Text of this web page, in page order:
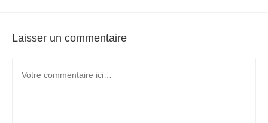
Laisser un commentaire